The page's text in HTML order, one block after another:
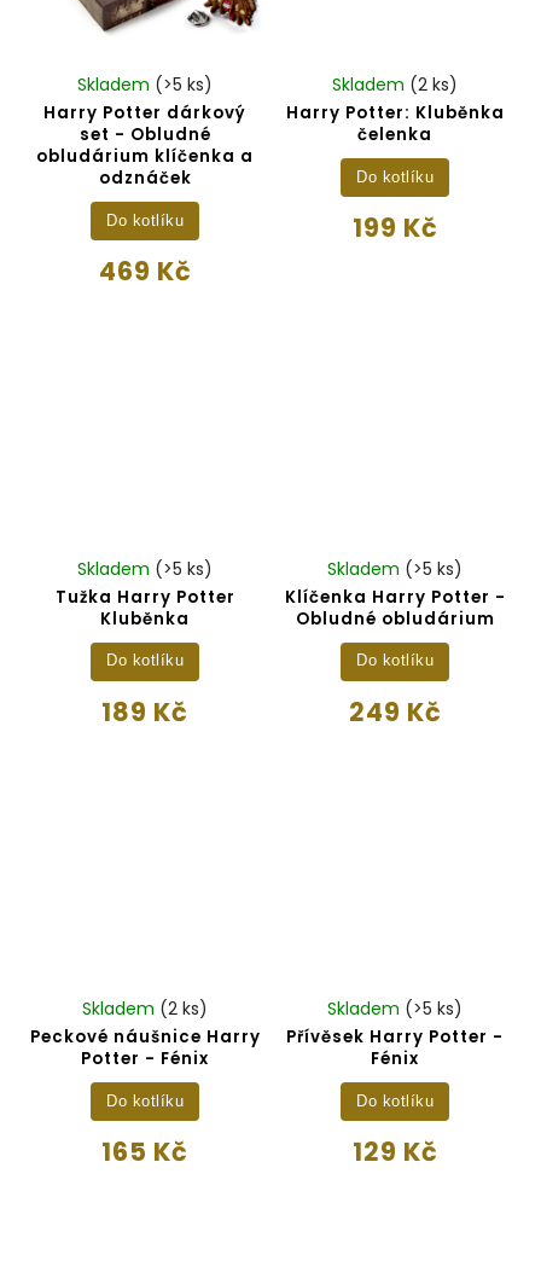
Harry Potter dárkový
set - Obludné
obludárium klíčenka a
odznáček
Skladem (>5 ks)
469 Kč
Do kotlíku
Harry Potter: Kluběnka
čelenka
Skladem (2 ks)
199 Kč
Do kotlíku
Tužka Harry Potter
Kluběnka
Skladem (>5 ks)
189 Kč
Do kotlíku
Klíčenka Harry Potter -
Obludné obludárium
Skladem (>5 ks)
249 Kč
Do kotlíku
Peckové náušnice Harry
Potter - Fénix
Skladem (2 ks)
165 Kč
Do kotlíku
Přívěsek Harry Potter -
Fénix
Skladem (>5 ks)
129 Kč
Do kotlíku